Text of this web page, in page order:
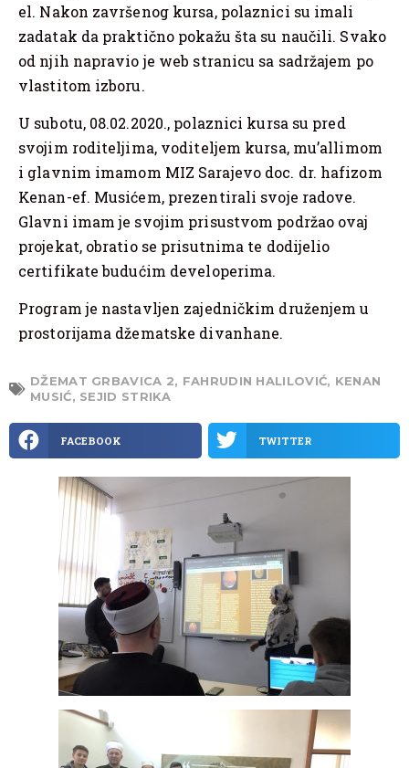
el. Nakon završenog kursa, polaznici su imali
zadatak da praktično pokažu šta su naučili. Svako
od njih napravio je web stranicu sa sadržajem po
vlastitom izboru.
U subotu, 08.02.2020., polaznici kursa su pred
svojim roditeljima, voditeljem kursa, mu’allimom
i glavnim imamom MIZ Sarajevo doc. dr. hafizom
Kenan-ef. Musićem, prezentirali svoje radove.
Glavni imam je svojim prisustvom podržao ovaj
projekat, obratio se prisutnima te dodijelio
certifikate budućim developerima.
Program je nastavljen zajedničkim druženjem u
prostorijama džematske divanhane.
DŽEMAT GRBAVICA 2, FAHRUDIN HALILOVIĆ, KENAN
MUSIĆ, SEJID STRIKA
FACEBOOK TWITTER